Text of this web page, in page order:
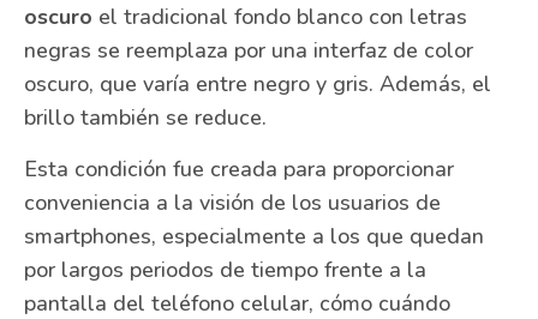
oscuro el tradicional fondo blanco con letras
negras se reemplaza por una interfaz de color
oscuro, que varía entre negro y gris. Además, el
brillo también se reduce.
Esta condición fue creada para proporcionar
conveniencia a la visión de los usuarios de
smartphones, especialmente a los que quedan
por largos periodos de tiempo frente a la
pantalla del teléfono celular, cómo cuándo